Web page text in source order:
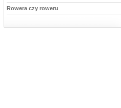
Rowera czy roweru